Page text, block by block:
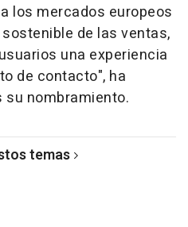
los mercados europeos
de las ventas,
una experiencia
de contacto", ha
su nombramiento.
temas